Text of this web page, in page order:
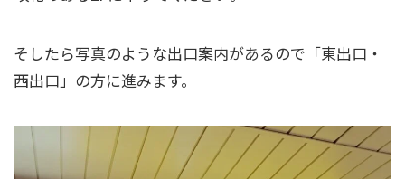
そしたら写真のような出口案内があるので「東出口・
西出口」の方に進みます。